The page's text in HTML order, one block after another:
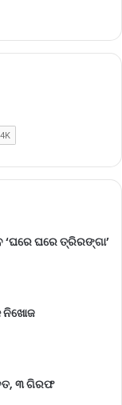
‘ଘରେ ଘରେ ତ୍ରିରଙ୍ଗା’
ନିଖୋଜ
୩ ଗିରଫ